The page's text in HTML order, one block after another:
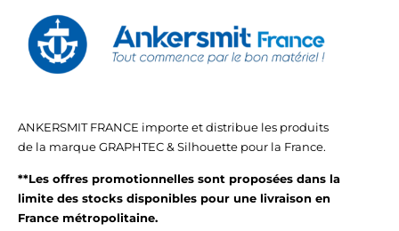
ANKERSMIT FRANCE importe et distribue les produits
de la marque GRAPHTEC & Silhouette pour la France.
**Les offres promotionnelles sont proposées dans la
limite des stocks disponibles pour une livraison en
France métropolitaine.